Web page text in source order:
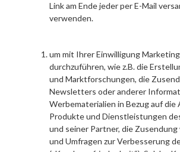
Link am Ende jeder per E-Mail
verwenden.
um mit Ihrer Einwilligung
durchzuführen, wie z.B. die
und Marktforschungen, die
Newsletters oder anderer
Werbematerialien in Bezug auf
Produkte und Dienstleistungen
und seiner Partner, die
und Umfragen zur Verbesserung